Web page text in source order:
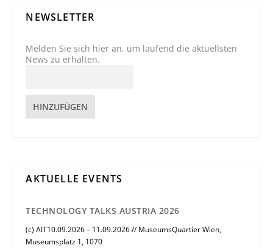
NEWSLETTER
Melden Sie sich hier an, um laufend die aktuellsten
News zu erhalten.
HINZUFÜGEN
AKTUELLE EVENTS
TECHNOLOGY TALKS AUSTRIA 2026
(c) AIT10.09.2026 – 11.09.2026 // MuseumsQuartier Wien,
Museumsplatz 1, 1070